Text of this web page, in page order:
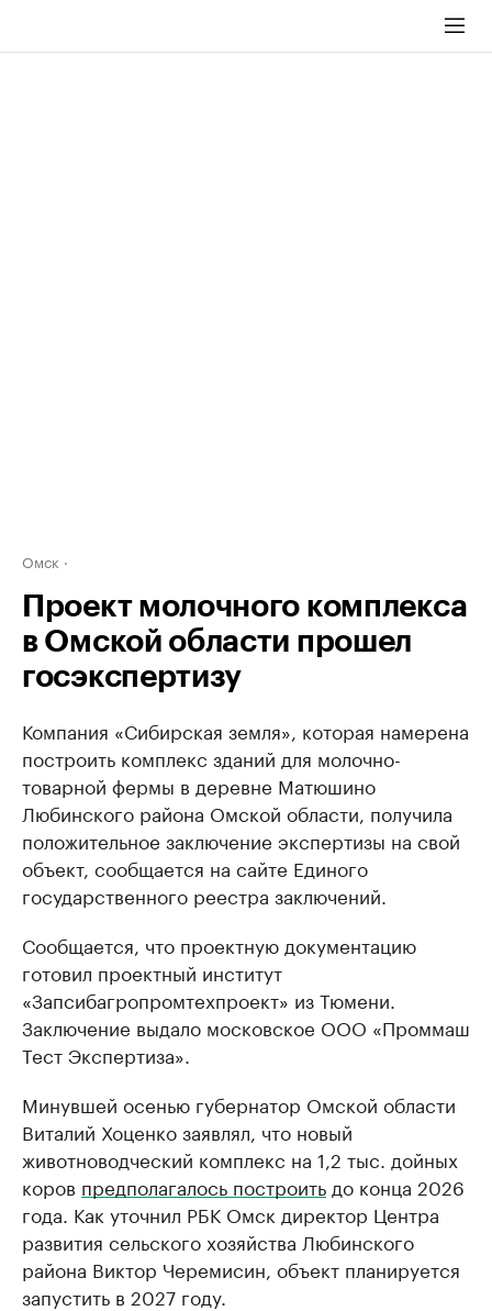
Омск
Проект молочного комплекса
в Омской области прошел
госэкспертизу
Компания «Сибирская земля», которая намерена
построить комплекс зданий для молочно-
товарной фермы в деревне Матюшино
Любинского района Омской области, получила
положительное заключение экспертизы на свой
объект, сообщается на сайте Единого
государственного реестра заключений.
Сообщается, что проектную документацию
готовил проектный институт
«Запсибагропромтехпроект» из Тюмени.
Заключение выдало московское ООО «Проммаш
Тест Экспертиза».
Минувшей осенью губернатор Омской области
Виталий Хоценко заявлял, что новый
животноводческий комплекс на 1,2 тыс. дойных
коров предполагалось построить до конца 2026
года. Как уточнил РБК Омск директор Центра
развития сельского хозяйства Любинского
района Виктор Черемисин, объект планируется
запустить в 2027 году.